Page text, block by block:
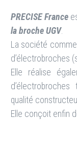
PRECISE France
la broche UGV.
La société
d’électrobroches
Elle réalise
qualité
Elle conçoit enfin